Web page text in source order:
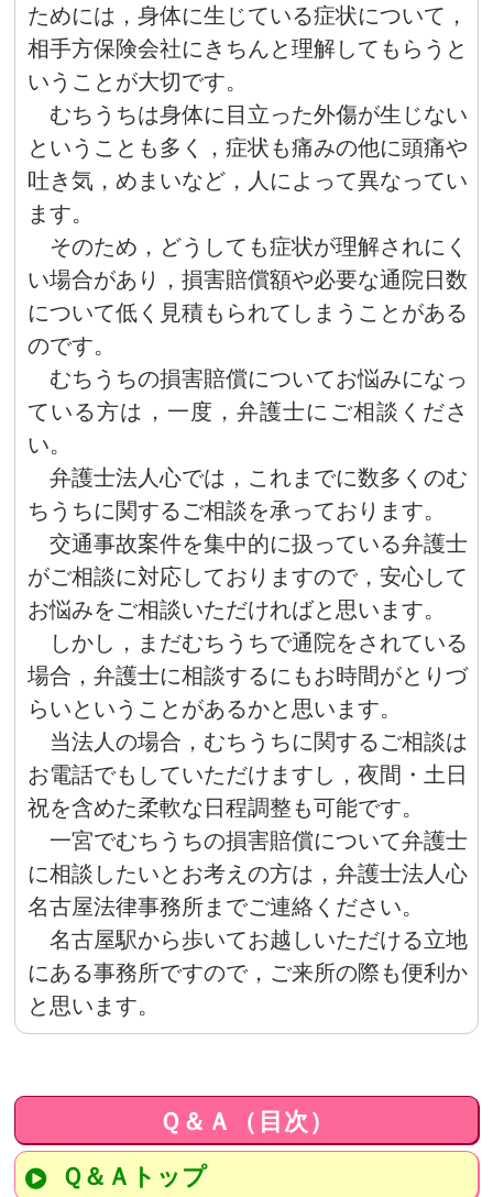
ためには，身体に生じている症状について，
相手方保険会社にきちんと理解してもらうと
いうことが大切です。
むちうちは身体に目立った外傷が生じない
ということも多く，症状も痛みの他に頭痛や
吐き気，めまいなど，人によって異なってい
ます。
そのため，どうしても症状が理解されにく
い場合があり，損害賠償額や必要な通院日数
について低く見積もられてしまうことがある
のです。
むちうちの損害賠償についてお悩みになっ
ている方は，一度，弁護士にご相談くださ
い。
弁護士法人心では，これまでに数多くのむ
ちうちに関するご相談を承っております。
交通事故案件を集中的に扱っている弁護士
がご相談に対応しておりますので，安心して
お悩みをご相談いただければと思います。
しかし，まだむちうちで通院をされている
場合，弁護士に相談するにもお時間がとりづ
らいということがあるかと思います。
当法人の場合，むちうちに関するご相談は
お電話でもしていただけますし，夜間・土日
祝を含めた柔軟な日程調整も可能です。
一宮でむちうちの損害賠償について弁護士
に相談したいとお考えの方は，弁護士法人心
名古屋法律事務所までご連絡ください。
名古屋駅から歩いてお越しいただける立地
にある事務所ですので，ご来所の際も便利か
と思います。
Ｑ＆Ａ（目次）
Ｑ＆Ａトップ